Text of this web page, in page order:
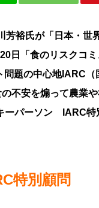
裕氏が「日本・世
日「食のリスクコ
題の中心地IARC
不安を煽って農業
ーパーソン IARC特
特別顧問